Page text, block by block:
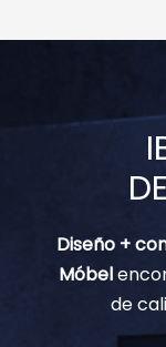
Diseño +
Móbel
de